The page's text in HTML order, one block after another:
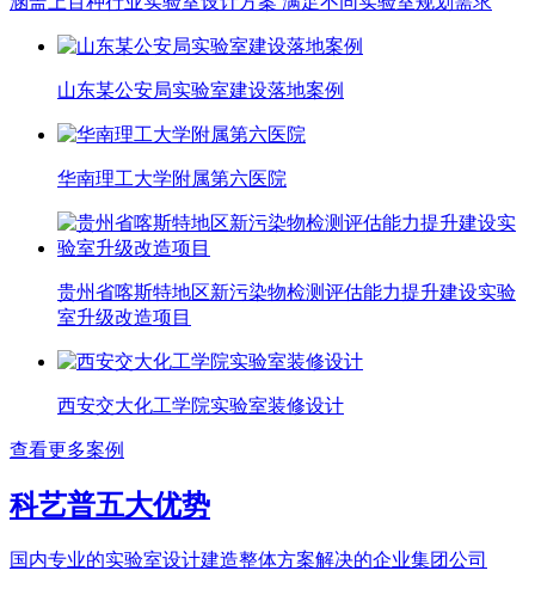
山东某公安局实验室建设落地案例
华南理工大学附属第六医院
贵州省喀斯特地区新污染物检测评估能力提升建设实验
室升级改造项目
西安交大化工学院实验室装修设计
查看更多案例
科艺普五大优势
国内专业的实验室设计建造整体方案解决的企业集团公司